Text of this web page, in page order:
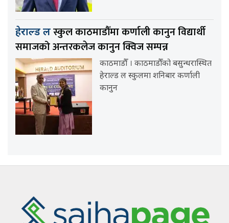
हेराल्ड लस्कुल काठमाडौँमा कर्णाली कानुन विद्यार्थी
समाजको अन्तरकलेज कानुन क्विज सम्पन्न
काठमाडौँ । काठमाडौँको बसुन्धरास्थित
हेराल्ड ल स्कुलमा शनिबार कर्णाली
कानुन